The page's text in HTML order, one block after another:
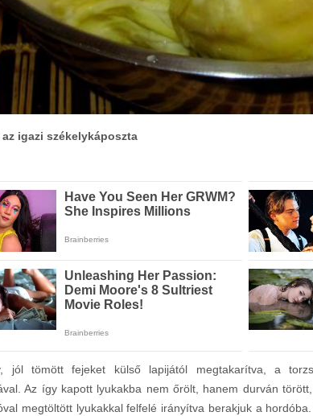
igazi székelykáposzta
jól tömött fejeket külső lapijától megtakarítva, a
Az így kapott lyukakba nem őrölt, hanem durván
megtöltött lyukakkal felfelé irányítva berakjuk a